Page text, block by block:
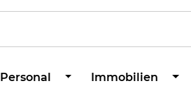
Personal Immobilien